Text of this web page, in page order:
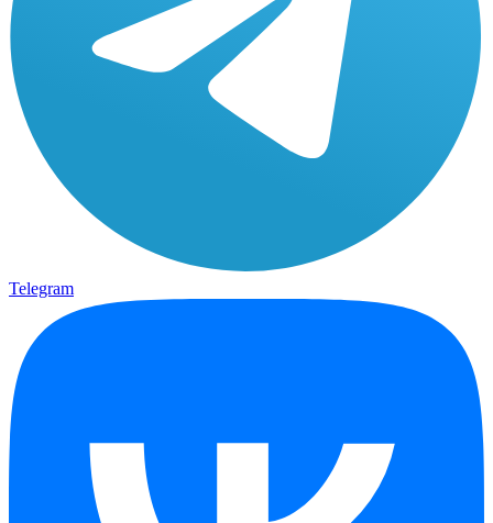
Telegram